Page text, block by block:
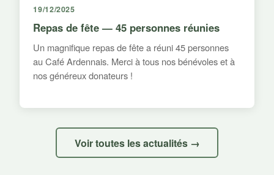
19/12/2025
Repas de fête — 45 personnes réunies
Un magnifique repas de fête a réuni 45 personnes
au Café Ardennais. Merci à tous nos bénévoles et à
nos généreux donateurs !
Voir toutes les actualités →